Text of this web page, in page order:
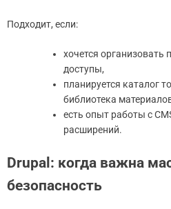
Подходит, если:
хочется организовать
доступы,
планируется каталог
библиотека
есть опыт работы с
расширений.
Drupal: когда важна
безопасность